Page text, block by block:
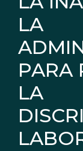
LA
PARA
LA